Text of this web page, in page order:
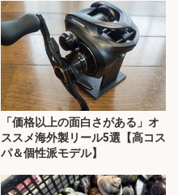
「価格以上の面白さがある」オ
ススメ海外製リール5選【高コス
パ＆個性派モデル】